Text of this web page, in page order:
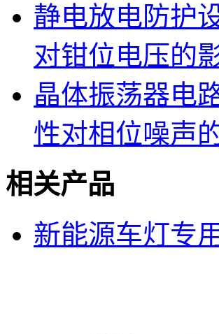
静电放电防护
对钳位电压的
晶体振荡器电
性对相位噪声
相关产品
新能源车灯专